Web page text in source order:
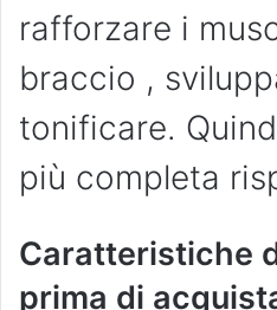
rafforzare i
braccio ,
tonificare.
più completa
Caratteristiche
prima di